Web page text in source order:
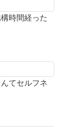
時間経った
てセルフネ